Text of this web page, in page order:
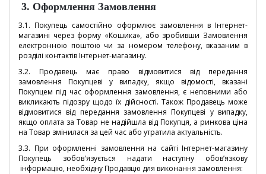
3. Оформлення Замовлення
3.1. Покупець самостійно оформлює замовлення в Інтернет-
магазині через форму «Кошика», або зробивши Замовлення
електронною поштою чи за номером телефону, вказаним в
розділі контактів Інтернет-магазину.
3.2. Продавець має право відмовитися від передання
замовлення Покупцеві у випадку, якщо відомості, вказані
Покупцем під час оформлення замовлення, є неповними або
викликають підозру щодо їх дійсності. Також Продавець може
відмовитися від передання замовлення Покупцеві у випадку,
якщо оплата за Товар не надійшла від Покупця, а ринкова ціна
на Товар змінилася за цей час або утратила актуальність.
3.3. При оформленні замовлення на сайті Інтернет-магазину
Покупець зобов'язується надати наступну обов’язкову
інформацію, необхідну Продавцю для виконання замовлення: